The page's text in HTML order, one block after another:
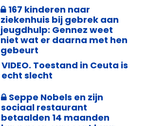
167 kinderen naar
ziekenhuis bij gebrek aan
jeugdhulp: Gennez weet
niet wat er daarna met hen
gebeurt
VIDEO. Toestand in Ceuta is
echt slecht
Seppe Nobels en zijn
sociaal restaurant
betaalden 14 maanden